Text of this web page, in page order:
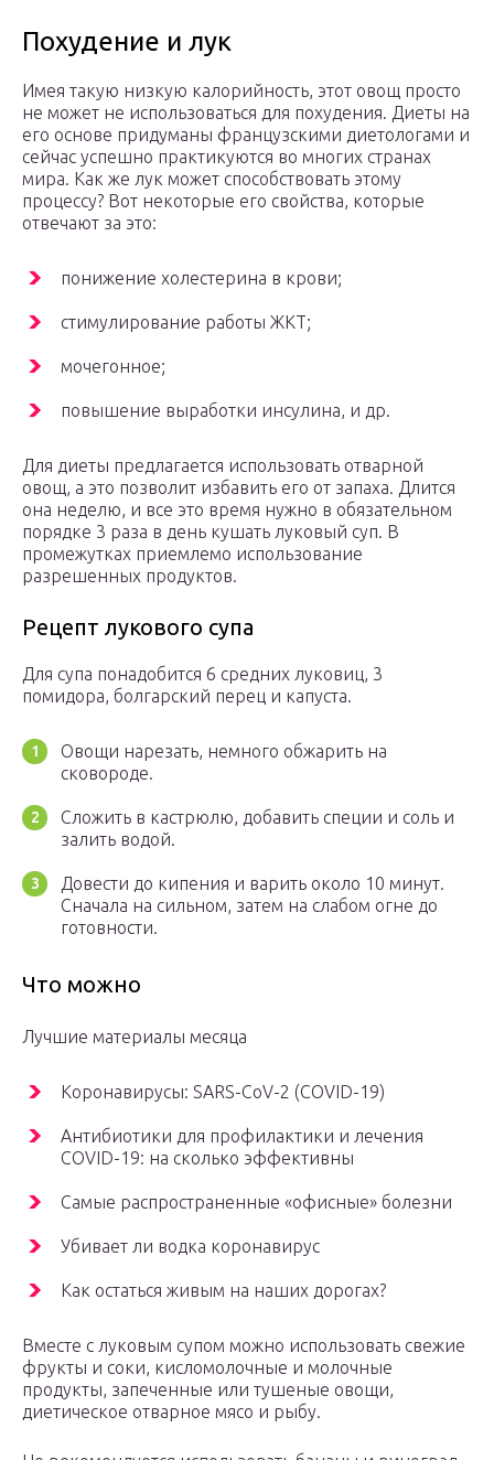
Похудение и лук
Имея такую низкую калорийность, этот овощ просто
не может не использоваться для похудения. Диеты на
его основе придуманы французскими диетологами и
сейчас успешно практикуются во многих странах
мира. Как же лук может способствовать этому
процессу? Вот некоторые его свойства, которые
отвечают за это:
понижение холестерина в крови;
стимулирование работы ЖКТ;
мочегонное;
повышение выработки инсулина, и др.
Для диеты предлагается использовать отварной
овощ, а это позволит избавить его от запаха. Длится
она неделю, и все это время нужно в обязательном
порядке 3 раза в день кушать луковый суп. В
промежутках приемлемо использование
разрешенных продуктов.
Рецепт лукового супа
Для супа понадобится 6 средних луковиц, 3
помидора, болгарский перец и капуста.
Овощи нарезать, немного обжарить на
сковороде.
Сложить в кастрюлю, добавить специи и соль и
залить водой.
Довести до кипения и варить около 10 минут.
Сначала на сильном, затем на слабом огне до
готовности.
Что можно
Лучшие материалы месяца
Коронавирусы: SARS-CoV-2 (COVID-19)
Антибиотики для профилактики и лечения
COVID-19: на сколько эффективны
Самые распространенные «офисные» болезни
Убивает ли водка коронавирус
Как остаться живым на наших дорогах?
Вместе с луковым супом можно использовать свежие
фрукты и соки, кисломолочные и молочные
продукты, запеченные или тушеные овощи,
диетическое отварное мясо и рыбу.